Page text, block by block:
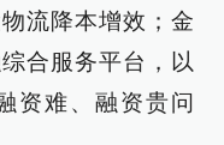
流降本增效；金
合服务平台，以
资难、融资贵问